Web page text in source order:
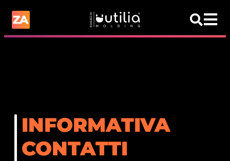
INFORMATIVA
CONTATTI